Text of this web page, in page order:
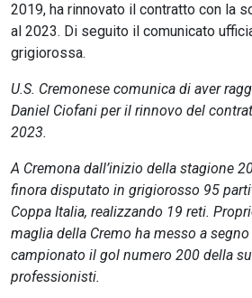
2019, ha rinnovato il contratto con la
al 2023. Di seguito il comunicato
grigiorossa.
U.S. Cremonese comunica di aver
Daniel Ciofani per il rinnovo del
2023.
A Cremona dall’inizio della stagione
finora disputato in grigiorosso 95
Coppa Italia, realizzando 19 reti.
maglia della Cremo ha messo a segno
campionato il gol numero 200 della
professionisti.